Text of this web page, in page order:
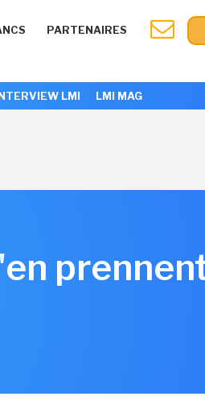
PARTENAIRES
LMI LMI MAG